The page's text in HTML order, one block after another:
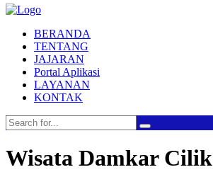
BERANDA
TENTANG
JAJARAN
Portal Aplikasi
LAYANAN
KONTAK
Wisata Damkar Cilik